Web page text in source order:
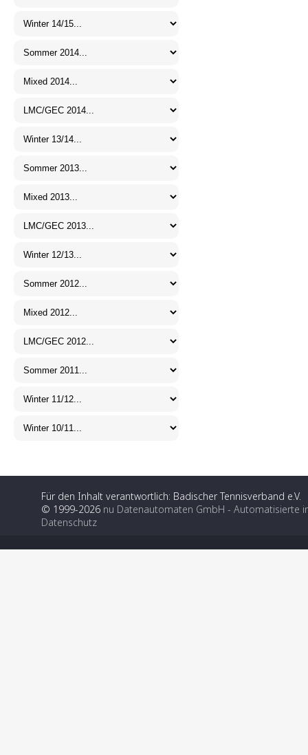
Für den Inhalt verantwortlich: Badischer Tennisverband e.V.
© 1999-2026 nu Datenautomaten GmbH - Automatisierte
Datenschutz